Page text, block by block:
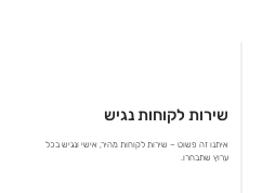
שירות לקוחות נגיש
איתנו זה פשוט – שירות לקוחות מהיר, אישי ונגיש בכל
ערוץ שתבחרו.